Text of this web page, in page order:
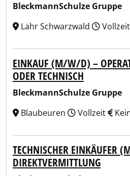
BleckmannSchulze Gruppe
Lahr Schwarzwald
Vollzeit
EINKAUF (M/W/D) –
ODER TECHNISCH
BleckmannSchulze Gruppe
Blaubeuren
Vollzeit
TECHNISCHER EINKÄUFER
DIREKTVERMITTLUNG